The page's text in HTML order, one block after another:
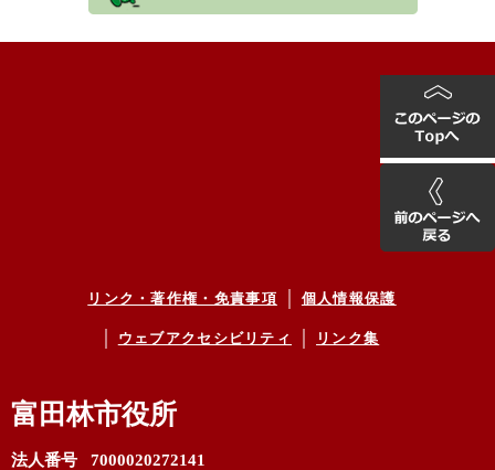
リンク・著作権・免責事項 個人情報保護
ウェブアクセシビリティ リンク集
富田林市役所
法人番号 7000020272141